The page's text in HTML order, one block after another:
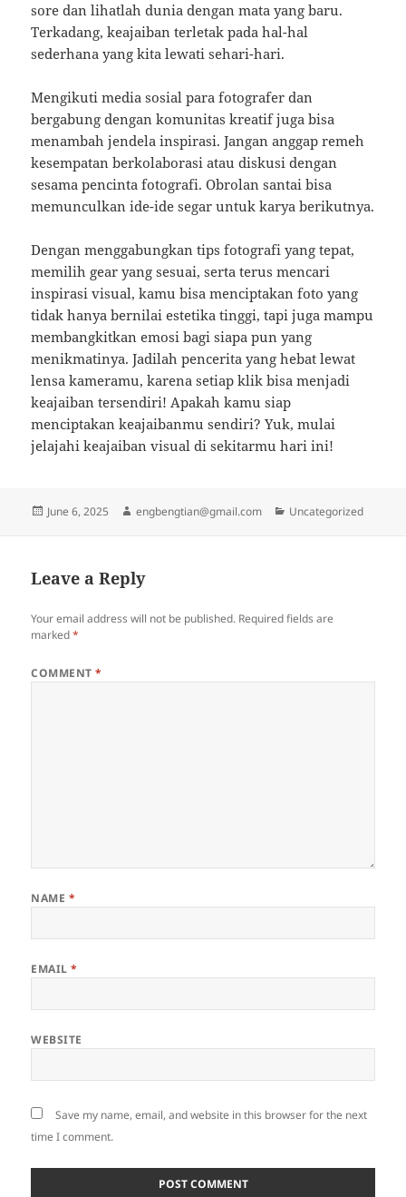
sore dan lihatlah dunia dengan mata yang baru.
Terkadang, keajaiban terletak pada hal-hal
sederhana yang kita lewati sehari-hari.
Mengikuti media sosial para fotografer dan
bergabung dengan komunitas kreatif juga bisa
menambah jendela inspirasi. Jangan anggap remeh
kesempatan berkolaborasi atau diskusi dengan
sesama pencinta fotografi. Obrolan santai bisa
memunculkan ide-ide segar untuk karya berikutnya.
Dengan menggabungkan tips fotografi yang tepat,
memilih gear yang sesuai, serta terus mencari
inspirasi visual, kamu bisa menciptakan foto yang
tidak hanya bernilai estetika tinggi, tapi juga mampu
membangkitkan emosi bagi siapa pun yang
menikmatinya. Jadilah pencerita yang hebat lewat
lensa kameramu, karena setiap klik bisa menjadi
keajaiban tersendiri! Apakah kamu siap
menciptakan keajaibanmu sendiri? Yuk, mulai
jelajahi keajaiban visual di sekitarmu hari ini!
Posted
June 6, 2025 Author
engbengtian@gmail.com Categories
Uncategorized
Leave a Reply
Your email address will not be published. Required fields are
marked*
COMMENT*
NAME *
EMAIL*
WEBSITE
Save my name, email, and website in this browser for the next
time I comment.